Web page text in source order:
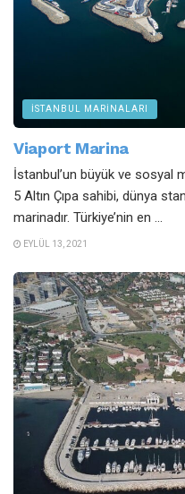
İSTANBUL MARINALARI
Viaport Marina
İstanbul’un büyük ve sosyal
5 Altın Çıpa sahibi, dünya
marinadır. Türkiye’nin en ...
EYLÜL 13, 2021